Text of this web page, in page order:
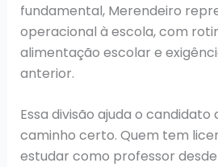
fundamental, Merendeiro
operacional à escola, com
alimentação escolar e
anterior.
Essa divisão ajuda o candidato
caminho certo. Quem tem
estudar como professor